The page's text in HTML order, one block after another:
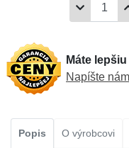
Máte
Napíšte nám
Popis O výrobcovi